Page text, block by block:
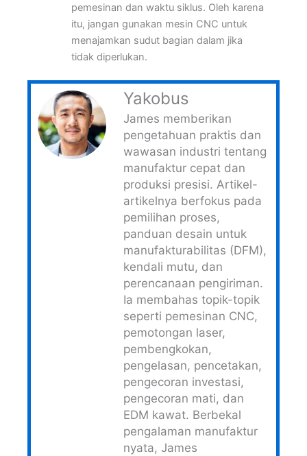
pemesinan dan waktu siklus. Oleh karena
itu, jangan gunakan mesin CNC untuk
menajamkan sudut bagian dalam jika
tidak diperlukan.
Yakobus
James memberikan
pengetahuan praktis dan
wawasan industri tentang
manufaktur cepat dan
produksi presisi. Artikel-
artikelnya berfokus pada
pemilihan proses,
panduan desain untuk
manufakturabilitas (DFM),
kendali mutu, dan
perencanaan pengiriman.
Ia membahas topik-topik
seperti pemesinan CNC,
pemotongan laser,
pembengkokan,
pengelasan, pencetakan,
pengecoran investasi,
pengecoran mati, dan
EDM kawat. Berbekal
pengalaman manufaktur
nyata, James